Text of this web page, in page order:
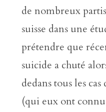
de nombreux
suisse dans une
prétendre que
suicide a chuté
dedans tous les cas
(qui eux ont